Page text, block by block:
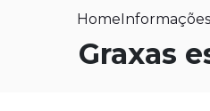
HomeInformações
Graxas